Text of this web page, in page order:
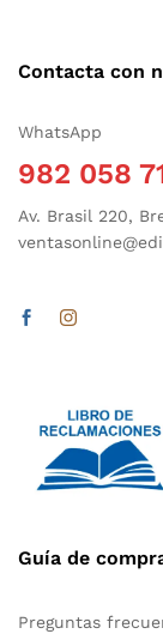
Contacta con
WhatsApp
982 058
Av. Brasil 220,
Guía de
Preguntas